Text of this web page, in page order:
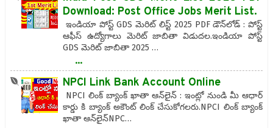
Download: Post Office Jobs Merit List.
ఇండియా పోస్ట్ GDS మెరిట్ లిస్ట్ 2025 PDF డౌన్‌లోడ్ : పోస్ట్
ఆఫీస్ ఉద్యోగాలు మెరిట్ జాబితా విడుదల.ఇండియా పోస్ట్
GDS మెరిట్ జాబితా 2025 …
...
NPCI Link Bank Account Online
NPCI లింక్ బ్యాంక్ ఖాతా ఆన్‌లైన్ : ఇంట్లో నుండి మీ ఆధార్
కార్డు కి బ్యాంక్ అకౌంట్ లింక్ చేసుకోగలరు.NPCI లింక్ బ్యాంక్
ఖాతా ఆన్‌లైన్NPC…